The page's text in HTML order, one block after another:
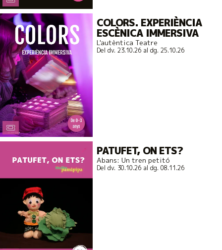
COLORS. EXPERIÈNCIA
ESCÈNICA IMMERSIVA
L'autèntica Teatre
Del dv. 23.10.26al dg. 25.10.26
PATUFET, ON ETS?
Abans: Un tren petitó
Del dv. 30.10.26al dg. 08.11.26